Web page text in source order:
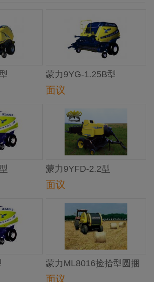
型圆捆
蒙力9YG-1.25B型
（ML8422）圆草捆打捆
面议
捆打捆
蒙力9YFD-2.2型
（ML3022）捡拾型方捆
面议
捆打捆
蒙力ML8016捡拾型圆捆
机
面议